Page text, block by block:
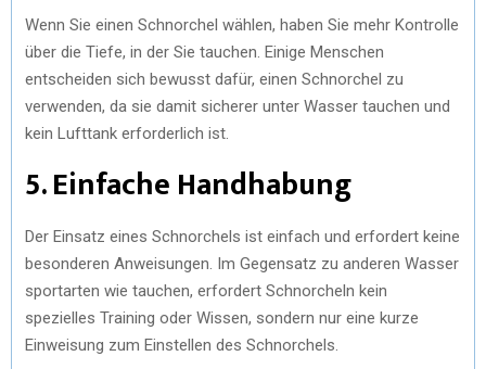
Wenn Sie einen Schnorchel wählen, haben Sie mehr Kontrolle
über die Tiefe, in der Sie tauchen. Einige Menschen
entscheiden sich bewusst dafür, einen Schnorchel zu
verwenden, da sie damit sicherer unter Wasser tauchen und
kein Lufttank erforderlich ist.
5. Einfache Handhabung
Der Einsatz eines Schnorchels ist einfach und erfordert keine
besonderen Anweisungen. Im Gegensatz zu anderen Wasser
sportarten wie tauchen, erfordert Schnorcheln kein
spezielles Training oder Wissen, sondern nur eine kurze
Einweisung zum Einstellen des Schnorchels.